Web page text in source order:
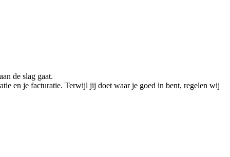
de slag gaat.
en je facturatie. Terwijl jij doet waar je goed in bent, regelen wij